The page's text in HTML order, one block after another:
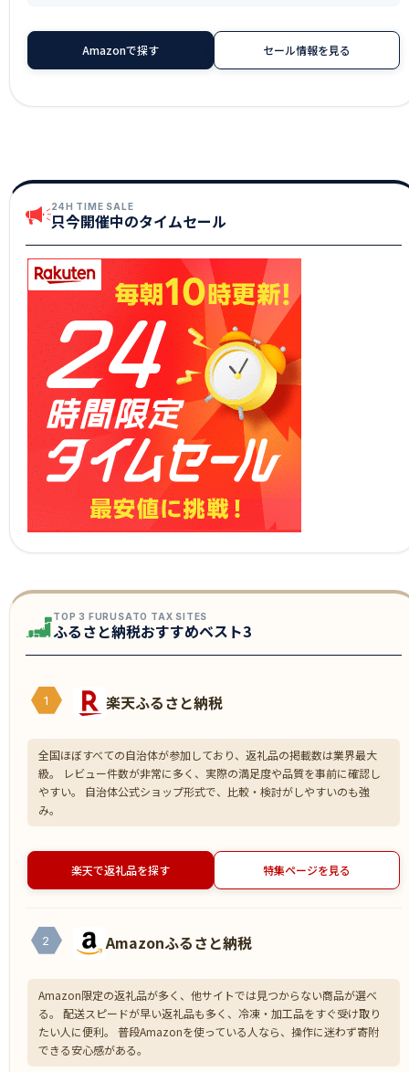
Amazonで探す セール情報を見る
24H TIME SALE
只今開催中のタイムセール
TOP 3 FURUSATO TAX SITES
ふるさと納税おすすめベスト3
1 楽天ふるさと納税
全国ほぼすべての自治体が参加しており、返礼品の掲載数は業界最大
級。 レビュー件数が非常に多く、実際の満足度や品質を事前に確認し
やすい。 自治体公式ショップ形式で、比較・検討がしやすいのも強
み。
楽天で返礼品を探す 特集ページを見る
2 Amazonふるさと納税
Amazon限定の返礼品が多く、他サイトでは見つからない商品が選べ
る。 配送スピードが早い返礼品も多く、冷凍・加工品をすぐ受け取り
たい人に便利。 普段Amazonを使っている人なら、操作に迷わず寄附
できる安心感がある。